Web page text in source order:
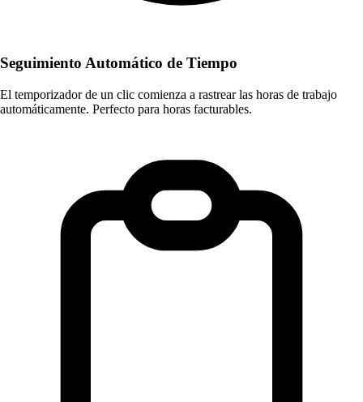
Seguimiento Automático de Tiempo
El temporizador de un clic comienza a rastrear las horas de trabajo
automáticamente. Perfecto para horas facturables.